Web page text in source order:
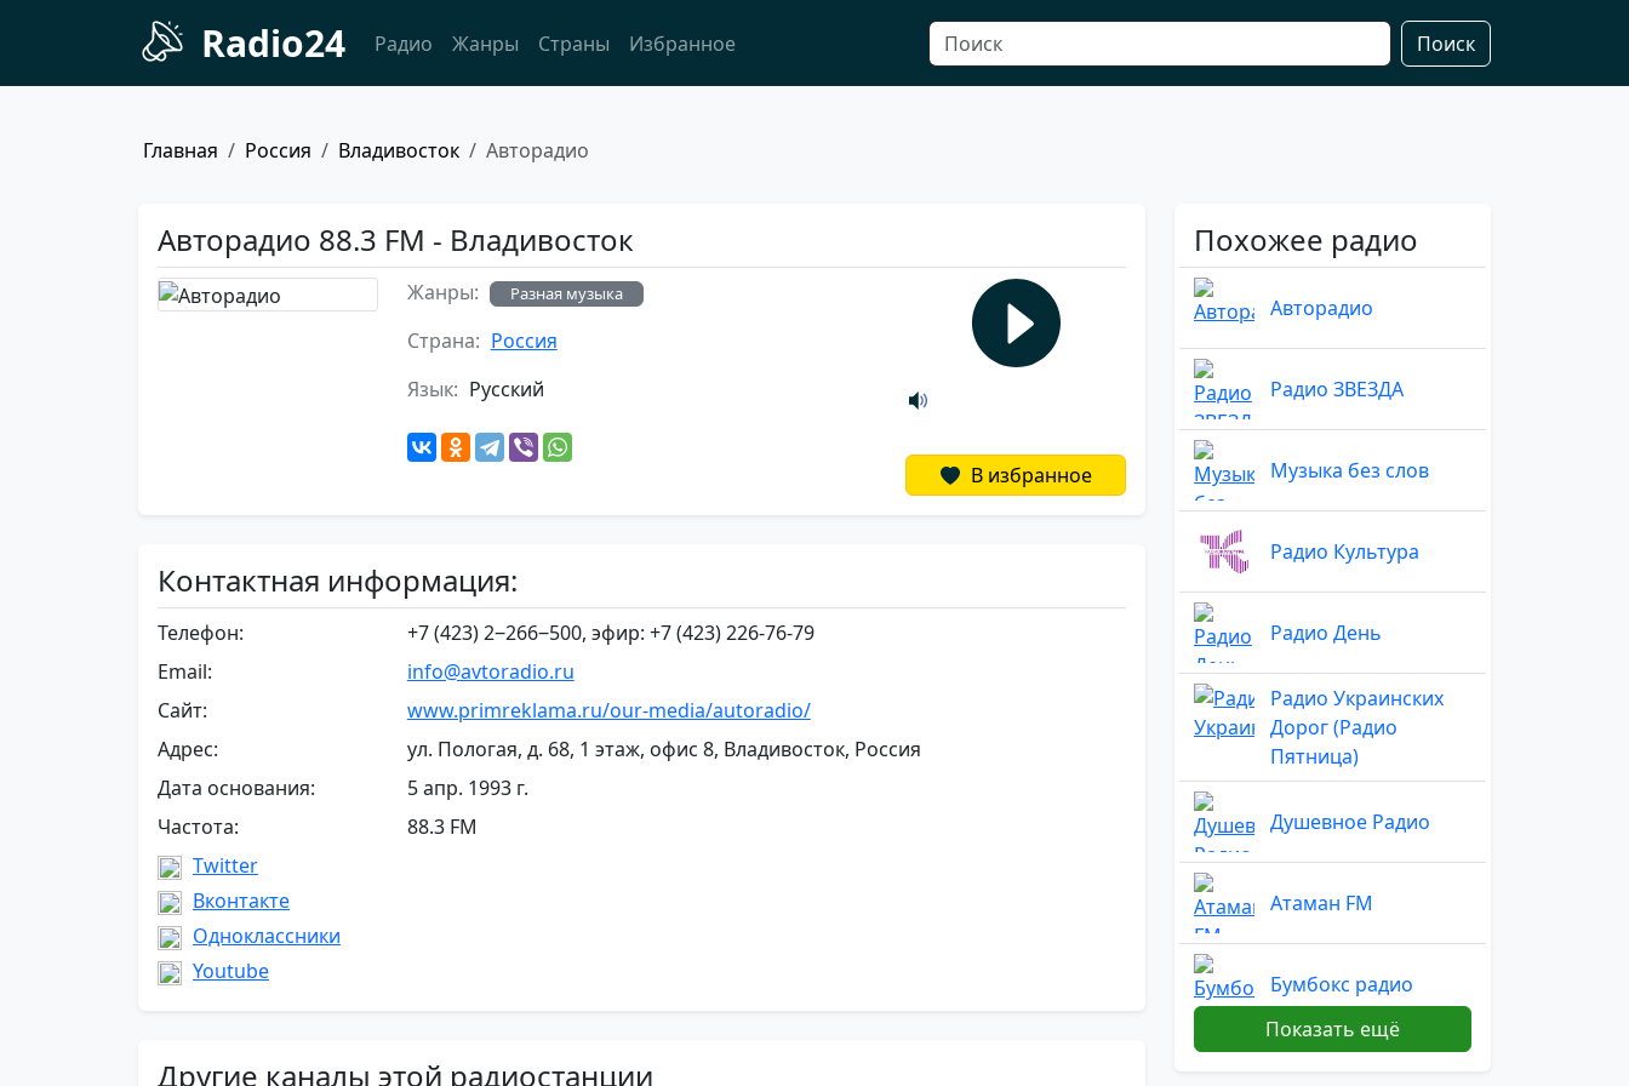
Radio24 Радио Жанры Страны Избранное Поиск
Главная Россия Владивосток Авторадио
Авторадио 88.3 FM - Владивосток
Жанры: Разная музыка
Страна: Россия
Язык: Русский
В избранное
Контактная информация:
Телефон:
+7 (423) 2‒266‒500, эфир: +7 (423) 226-76-79
Email:
info@avtoradio.ru
Сайт:
www.primreklama.ru/our-media/autoradio/
Адрес:
ул. Пологая, д. 68, 1 этаж, офис 8, Владивосток, Россия
Дата основания:
5 апр. 1993 г.
Частота:
88.3 FM
Twitter
Вконтакте
Одноклассники
Youtube
Другие каналы этой радиостанции
Похожее радио
Авторадио
Радио ЗВЕЗДА
Музыка без слов
Радио Культура
Радио День
Радио Украинских
Дорог (Радио
Пятница)
Душевное Радио
Атаман FM
Бумбокс радио
Канал Культура
Показать ещё